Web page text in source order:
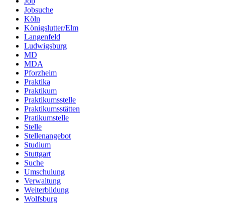
Jobsuche
Köln
Königslutter/Elm
Langenfeld
Ludwigsburg
MD
MDA
Pforzheim
Praktika
Praktikum
Praktikumsstelle
Praktikumsstätten
Pratikumstelle
Stelle
Stellenangebot
Studium
Stuttgart
Suche
Umschulung
Verwaltung
Weiterbildung
Wolfsburg